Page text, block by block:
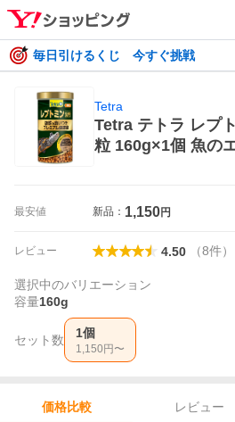
毎日引けるくじ 今すぐ挑戦
Tetra
Tetra テトラ レプ
粒 160g×1個 魚の
最安値 新品： 1,150円
レビュー 4.50 （8件）
選択中のバリエーション
容量160g
セット数 1個
1,150 円〜
価格比較 レビュー